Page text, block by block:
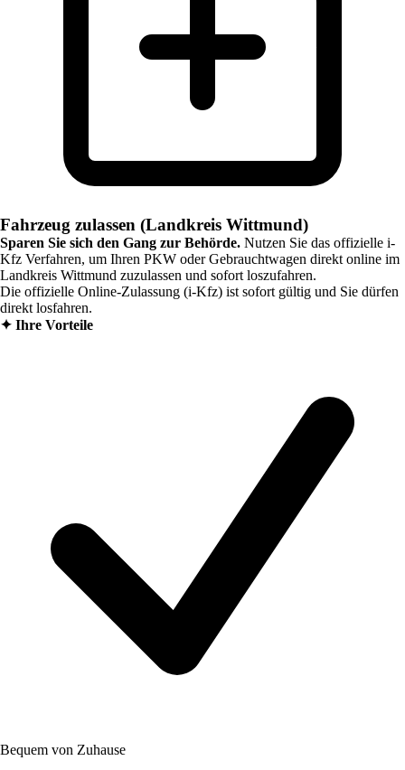
Fahrzeug zulassen (Landkreis Wittmund)
Sparen Sie sich den Gang zur Behörde. Nutzen Sie das offizielle i-
Kfz Verfahren, um Ihren PKW oder Gebrauchtwagen direkt online im
Landkreis Wittmund zuzulassen und sofort loszufahren.
Die offizielle Online-Zulassung (i-Kfz) ist sofort gültig und Sie dürfen
direkt losfahren.
✦ Ihre Vorteile
Bequem von Zuhause